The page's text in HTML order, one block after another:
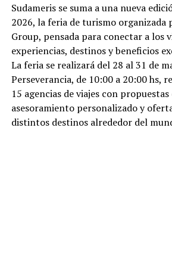
Sudameris se suma a una nueva
2026, la feria de turismo organizada
Group, pensada para conectar a los
experiencias, destinos y beneficios
La feria se realizará del 28 al 31 de
Perseverancia, de 10:00 a 20:00 hs,
15 agencias de viajes con propuestas
asesoramiento personalizado y
distintos destinos alrededor del